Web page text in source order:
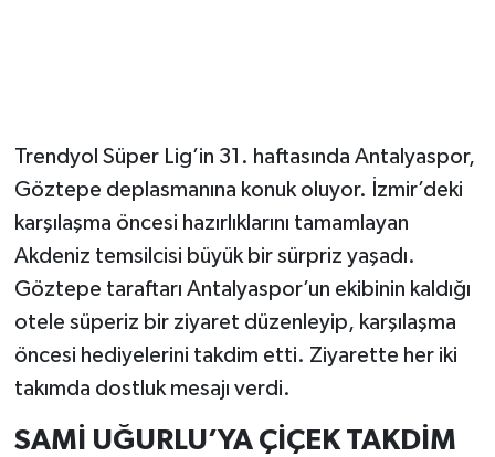
Trendyol Süper Lig’in 31. haftasında Antalyaspor,
Göztepe deplasmanına konuk oluyor. İzmir’deki
karşılaşma öncesi hazırlıklarını tamamlayan
Akdeniz temsilcisi büyük bir sürpriz yaşadı.
Göztepe taraftarı Antalyaspor’un ekibinin kaldığı
otele süperiz bir ziyaret düzenleyip, karşılaşma
öncesi hediyelerini takdim etti. Ziyarette her iki
takımda dostluk mesajı verdi.
SAMİ UĞURLU’YA ÇİÇEK TAKDİM